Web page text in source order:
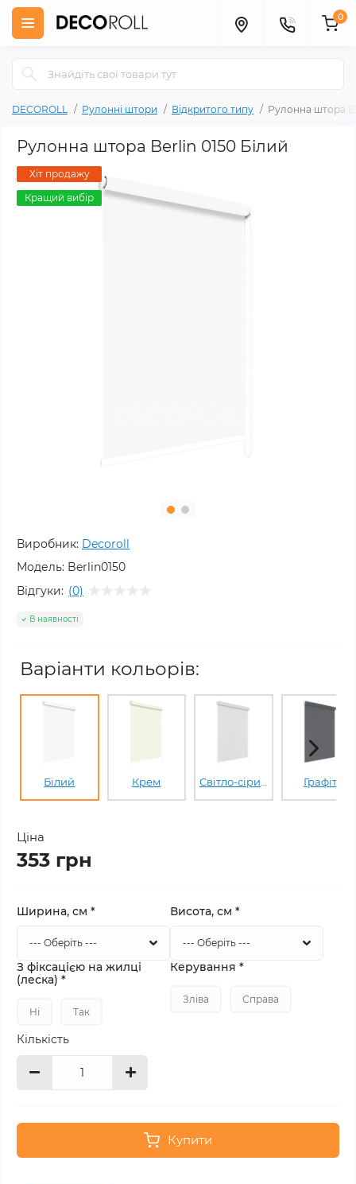
0
DECOROLL Рулонні штори Відкритого типу Рулонна штора
Рулонна штора Berlin 0150 Білий
Хіт продажу
Кращий вибір
Виробник: Decoroll
Модель: Berlin0150
Відгуки: (0)
В наявності
Варіанти кольорів:
Білий Крем Графіт
Ціна
353 грн
Ширина, см * Висота, см *
З фіксацією на жилці
(леска) *
Ні Так
Керування *
Зліва Справа
Кількість
Купити